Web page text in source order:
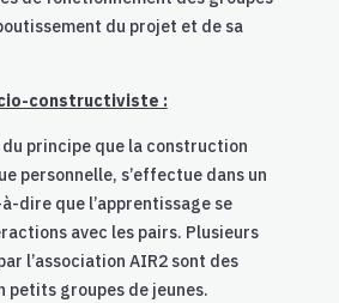
du projet et de sa
constructiviste :
principe que la construction
personnelle, s’effectue dans un
dire que l’apprentissage se
avec les pairs. Plusieurs
l’association AIR2 sont des
petits groupes de jeunes.